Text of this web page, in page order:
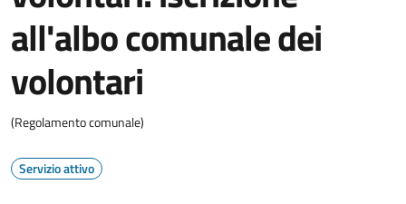
all'albo comunale dei
volontari
(Regolamento comunale)
Servizio attivo